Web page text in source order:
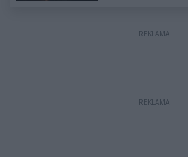
REKLAMA
REKLAMA